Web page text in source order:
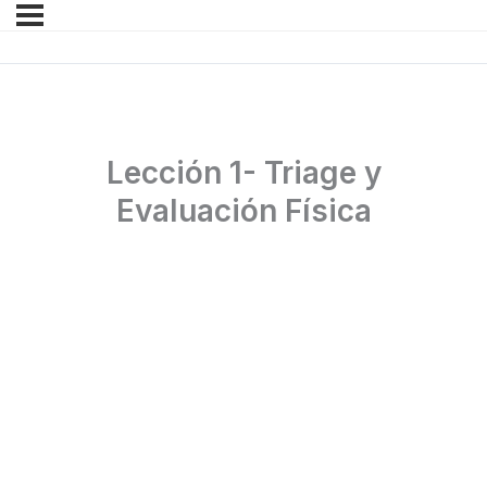
Lección 1- Triage y
Evaluación Física